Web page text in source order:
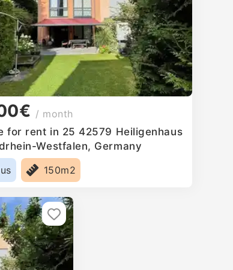
/ month
for rent in 25 42579 Heiligenhaus
Westfalen, Germany
150m2